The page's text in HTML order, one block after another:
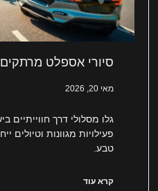
סיורי אספלט מרתקים
מאי 20, 2026
גלו מסלולי דרך חווייתיים
פעילויות מגוונות וטיולים
טבע.
קרא עוד